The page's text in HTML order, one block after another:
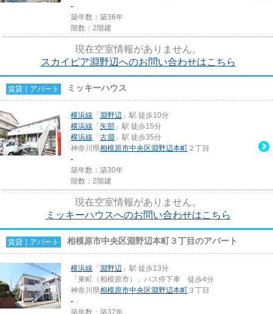
-
築年数：築36年
階数：2階建
現在空室情報がありません。
スカイピア淵野辺へのお問い合わせはこちら
賃貸｜アパート ミッキーハウス
横浜線 「 淵野辺 」駅 徒歩10分
横浜線 「 矢部 」駅 徒歩15分
横浜線 「 古淵 」駅 徒歩35分
神奈川県相模原市中央区淵野辺本町 ２丁目
-
築年数：築30年
階数：2階建
現在空室情報がありません。
ミッキーハウスへのお問い合わせはこちら
賃貸｜アパート 相模原市中央区淵野辺本町３丁目のアパート
横浜線 「 淵野辺 」駅 徒歩13分
「東町（相模原市）」バス停下車 徒歩4分
神奈川県相模原市中央区淵野辺本町 ３丁目
-
築年数：築37年